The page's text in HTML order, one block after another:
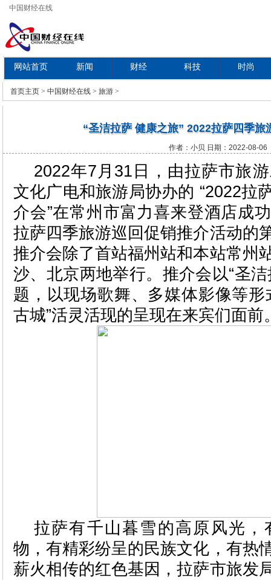
中国财经在线
网站首页 新闻 财经 科技 时尚
教育
首页主页 > 中国财经在线 > 旅游 >
“圣洁拉萨 健康之旅” 2022拉萨四季旅
作者：小贝 日期：2022-08-06
2022年7月31日，由拉萨市旅
文化广电和旅游局协办的 “2022拉
介会”在常州市富力喜来登酒店成
拉萨四季旅游巡回促销推介活动的
推介会除了首站福州站和本站常州
沙、北京两地举行。推介会以“圣
题，以现场歌舞、多媒体影像等形
古城”活灵活现的呈现在来宾们面前
拉萨有千山暮雪的高原风光，
物，有精彩纷呈的民族文化，有热
薪火相传的红色基因，拉萨市旅发